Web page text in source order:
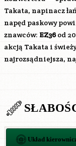
Takata, napinacz
napęd paskowy
znawców: EZ36od
akcją Takata i
najrozsądniejsza,
Układ